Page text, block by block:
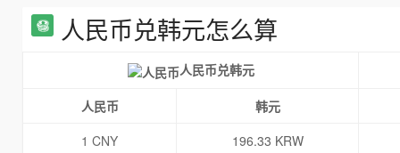
人民币兑韩元怎么算
人民币兑韩元
人民币
韩元
1 CNY
196.33 KRW